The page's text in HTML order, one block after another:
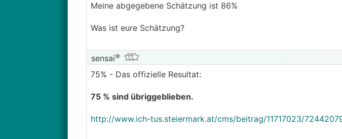
Meine abgegebene Schätzung ist 86%
Was ist eure Schätzung?
sensai
75% - Das offizielle Resultat:
75 % sind übriggeblieben.
http://www.ich-tus.steiermark.at/cms/beitrag/11717023/